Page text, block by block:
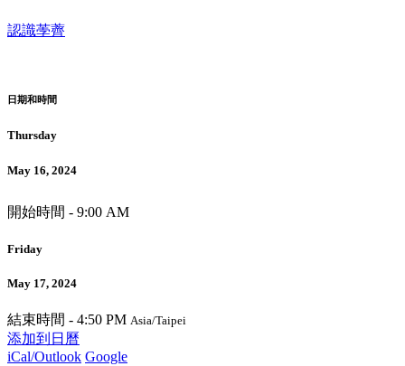
認識荸薺
日期和時間
Thursday
May 16, 2024
開始時間 - 9:00 AM
Friday
May 17, 2024
結束時間 - 4:50 PM Asia/Taipei
添加到日曆
iCal/Outlook Google